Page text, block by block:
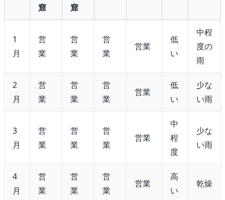
窟
窟
1
月
営
業
営
業
営
業
営業
低
い
中程
度の
雨
2
月
営
業
営
業
営
業
営業
低
い
少な
い雨
3
月
営
業
営
業
営
業
営業
中
程
度
少な
い雨
4
月
営
業
営
業
営
業
営業
高
い
乾燥